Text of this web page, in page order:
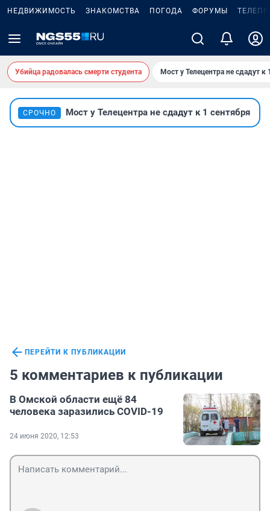
НЕДВИЖИМОСТЬ ЗНАКОМСТВА ПОГОДА ФОРУМЫ
Убийца радовалась смерти студента Мост у Телецентра не сдадут к
СРОЧНО Мост у Телецентра не сдадут к 1 сентября
ПЕРЕЙТИ К ПУБЛИКАЦИИ
5 комментариев к публикации
В Омской области ещё 84
человека заразились COVID-19
24 июня 2020, 12:53